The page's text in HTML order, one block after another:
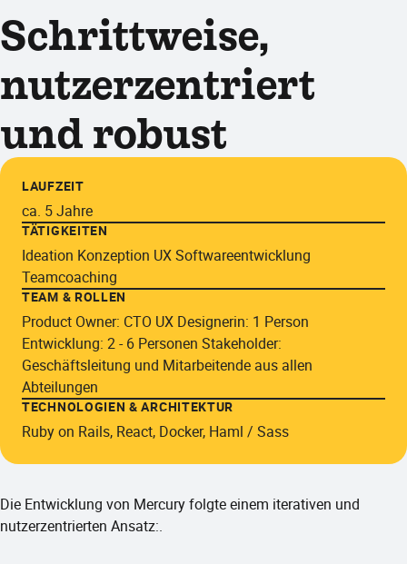
Schrittweise,
nutzerzentriert
und robust
Die Entwicklung von Mercury folgte einem iterativen und
nutzerzentrierten Ansatz:.
LAUFZEIT
ca. 5 Jahre
TÄTIGKEITEN
Ideation Konzeption UX Softwareentwicklung
Teamcoaching
TEAM & ROLLEN
Product Owner: CTO UX Designerin: 1 Person
Entwicklung: 2 - 6 Personen Stakeholder:
Geschäftsleitung und Mitarbeitende aus allen
Abteilungen
TECHNOLOGIEN & ARCHITEKTUR
Ruby on Rails, React, Docker, Haml / Sass